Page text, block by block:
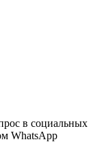
в социальных
WhatsApp